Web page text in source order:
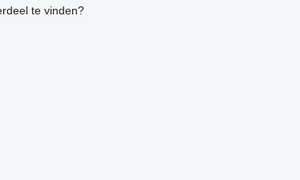
te vinden?